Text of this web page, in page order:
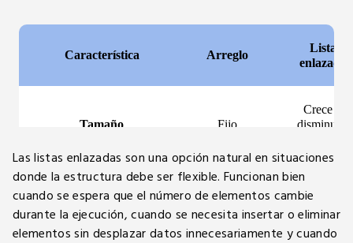
Las listas enlazadas son una opción natural en situaciones
donde la estructura debe ser flexible. Funcionan bien
cuando se espera que el número de elementos cambie
durante la ejecución, cuando se necesita insertar o eliminar
elementos sin desplazar datos innecesariamente y cuando